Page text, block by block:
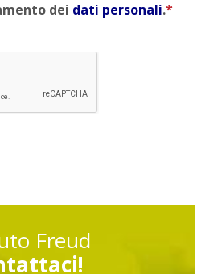
dei dati personali.*
Freud